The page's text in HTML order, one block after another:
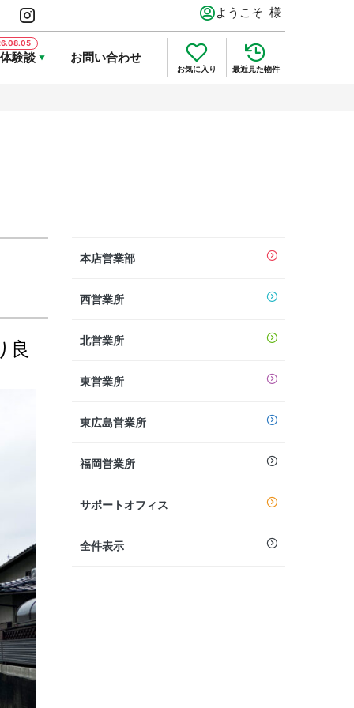
ようこそ 様
体験談 お問い合わせ
お気に入り 最近見た物件
良
本店営業部
西営業所
北営業所
東営業所
東広島営業所
福岡営業所
サポートオフィス
全件表示